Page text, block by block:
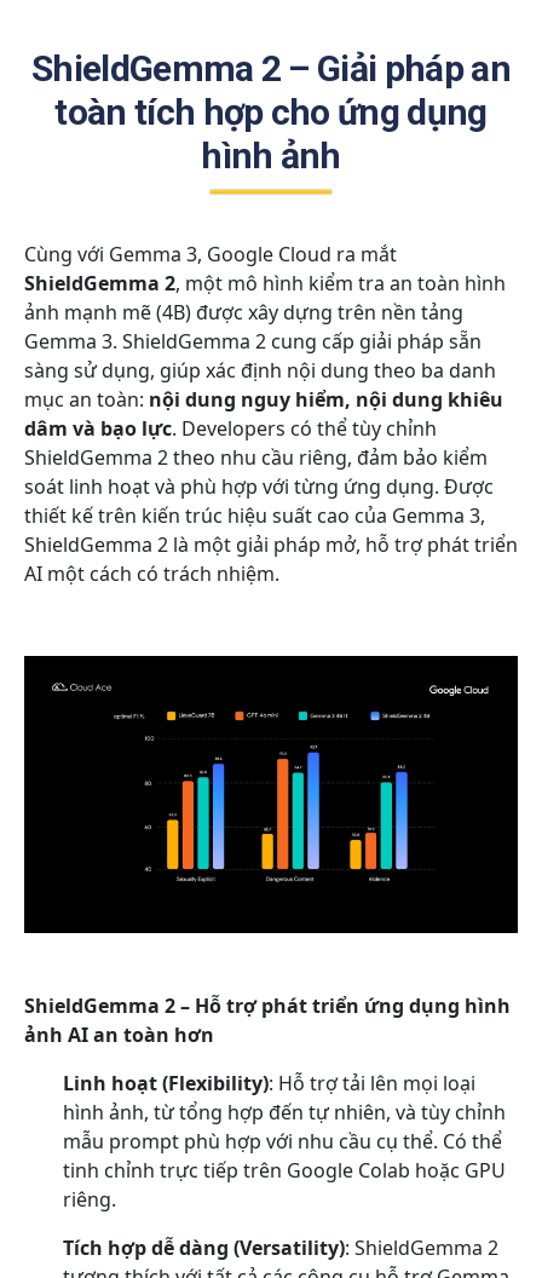
ShieldGemma 2 – Giải pháp an
toàn tích hợp cho ứng dụng
hình ảnh
Cùng với Gemma 3, Google Cloud ra mắt
ShieldGemma 2, một mô hình kiểm tra an toàn hình
ảnh mạnh mẽ (4B) được xây dựng trên nền tảng
Gemma 3. ShieldGemma 2 cung cấp giải pháp sẵn
sàng sử dụng, giúp xác định nội dung theo ba danh
mục an toàn: nội dung nguy hiểm, nội dung khiêu
dâm và bạo lực. Developers có thể tùy chỉnh
ShieldGemma 2 theo nhu cầu riêng, đảm bảo kiểm
soát linh hoạt và phù hợp với từng ứng dụng. Được
thiết kế trên kiến trúc hiệu suất cao của Gemma 3,
ShieldGemma 2 là một giải pháp mở, hỗ trợ phát triển
AI một cách có trách nhiệm.
ShieldGemma 2 – Hỗ trợ phát triển ứng dụng hình
ảnh AI an toàn hơn
Linh hoạt (Flexibility): Hỗ trợ tải lên mọi loại
hình ảnh, từ tổng hợp đến tự nhiên, và tùy chỉnh
mẫu prompt phù hợp với nhu cầu cụ thể. Có thể
tinh chỉnh trực tiếp trên Google Colab hoặc GPU
riêng.
Tích hợp dễ dàng (Versatility): ShieldGemma 2